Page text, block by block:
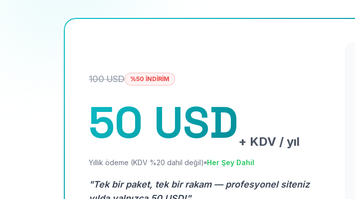
100 USD %50 İNDİRİM
50 USD+ KDV / yıl
Yıllık ödeme (KDV %20 dahil değil) Her Şey Dahil
"Tek bir paket, tek bir rakam — profesyonel siteniz